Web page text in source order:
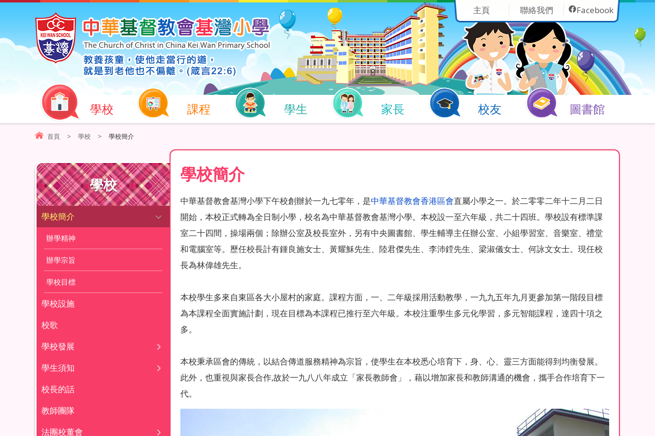
主頁 聯絡我們 Facebook
學校 課程 學生 家長 校友 圖書館
首頁 > 學校 > 學校簡介
學校簡介
中華基督教會基灣小學下午校創辦於一九七零年，是中華基督教會香港區會直屬小學之一。於二零零二年十二月二日
開始，本校正式轉為全日制小學，校名為中華基督教會基灣小學。本校設一至六年級，共二十四班。學校設有標準課
室二十四間，操場兩個；除辦公室及校長室外，另有中央圖書館、學生輔導主任辦公室、小組學習室、音樂室、禮堂
和電腦室等。歷任校長計有鍾良施女士、黃耀穌先生、陸君傑先生、李沛鏜先生、梁淑儀女士、何詠文女士。現任校
長為林偉雄先生。
本校學生多來自東區各大小屋村的家庭。課程方面，一、二年級採用活動教學，一九九五年九月更參加第一階段目標
為本課程全面實施計劃，現在目標為本課程已推行至六年級。本校注重學生多元化學習，多元智能課程，達四十項之
多。
本校秉承區會的傳統，以結合傳道服務精神為宗旨，使學生在本校悉心培育下，身、心、靈三方面能得到均衡發展。
此外，也重視與家長合作,故於一九八八年成立「家長教師會」，藉以增加家長和教師溝通的機會，攜手合作培育下一
代。
學校
學校簡介
辦學精神
辦學宗旨
學校目標
學校設施
校歌
學校發展
學生須知
校長的話
教師團隊
法團校董會